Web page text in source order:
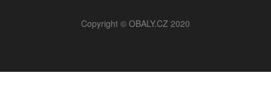
Copyright © OBALY.CZ 2020